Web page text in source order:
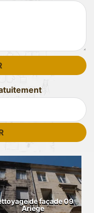
de façade 09
Ariège